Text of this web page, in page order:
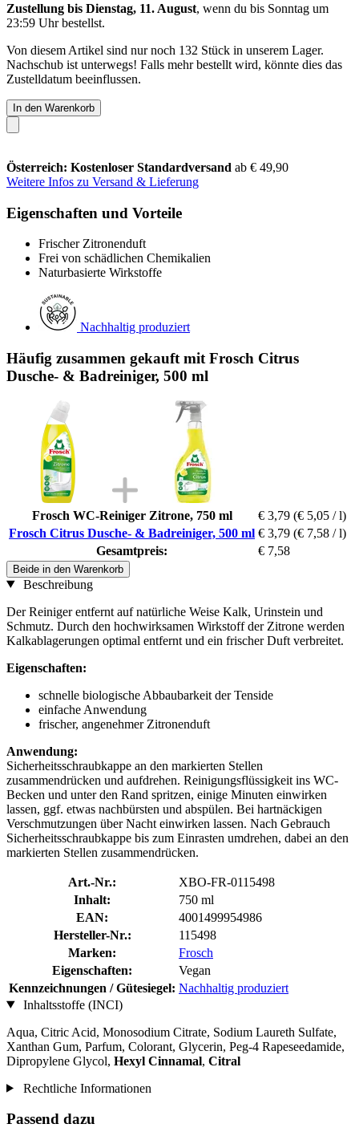
Zustellung bis Dienstag, 11. August, wenn du bis Sonntag um
23:59 Uhrbestellst.
Von diesem Artikel sind nur noch 132 Stück in unserem Lager.
Nachschub ist unterwegs! Falls mehr bestellt wird, könnte dies das
Zustelldatum beeinflussen.
In den Warenkorb
Österreich: Kostenloser Standardversand ab € 49,90
Weitere Infos zu Versand & Lieferung
Eigenschaften und Vorteile
Frischer Zitronenduft
Frei von schädlichen Chemikalien
Naturbasierte Wirkstoffe
Nachhaltig produziert
Häufig zusammen gekauft mit Frosch Citrus
Dusche- & Badreiniger, 500 ml
Frosch WC-Reiniger Zitrone, 750 ml € 3,79 (€ 5,05 / l)
Frosch Citrus Dusche- & Badreiniger, 500 ml € 3,79 (€ 7,58 / l)
Gesamtpreis:
€ 7,58
Beide in den Warenkorb
Beschreibung
Der Reiniger entfernt auf natürliche Weise Kalk, Urinstein und
Schmutz. Durch den hochwirksamen Wirkstoff der Zitrone werden
Kalkablagerungen optimal entfernt und ein frischer Duft verbreitet.
Eigenschaften:
schnelle biologische Abbaubarkeit der Tenside
einfache Anwendung
frischer, angenehmer Zitronenduft
Anwendung:
Sicherheitsschraubkappe an den markierten Stellen
zusammendrücken und aufdrehen. Reinigungsflüssigkeit ins WC-
Becken und unter den Rand spritzen, einige Minuten einwirken
lassen, ggf. etwas nachbürsten und abspülen. Bei hartnäckigen
Verschmutzungen über Nacht einwirken lassen. Nach Gebrauch
Sicherheitsschraubkappe bis zum Einrasten umdrehen, dabei an den
markierten Stellen zusammendrücken.
Art.-Nr.:
XBO-FR-0115498
Inhalt:
750 ml
EAN:
4001499954986
Hersteller-Nr.:
115498
Marken:
Frosch
Eigenschaften:
Vegan
Kennzeichnungen / Gütesiegel: Nachhaltig produziert
Inhaltsstoffe (INCI)
Aqua, Citric Acid, Monosodium Citrate, Sodium Laureth Sulfate,
Xanthan Gum, Parfum, Colorant, Glycerin, Peg-4 Rapeseedamide,
Dipropylene Glycol, Hexyl Cinnamal, Citral
Rechtliche Informationen
Passend dazu